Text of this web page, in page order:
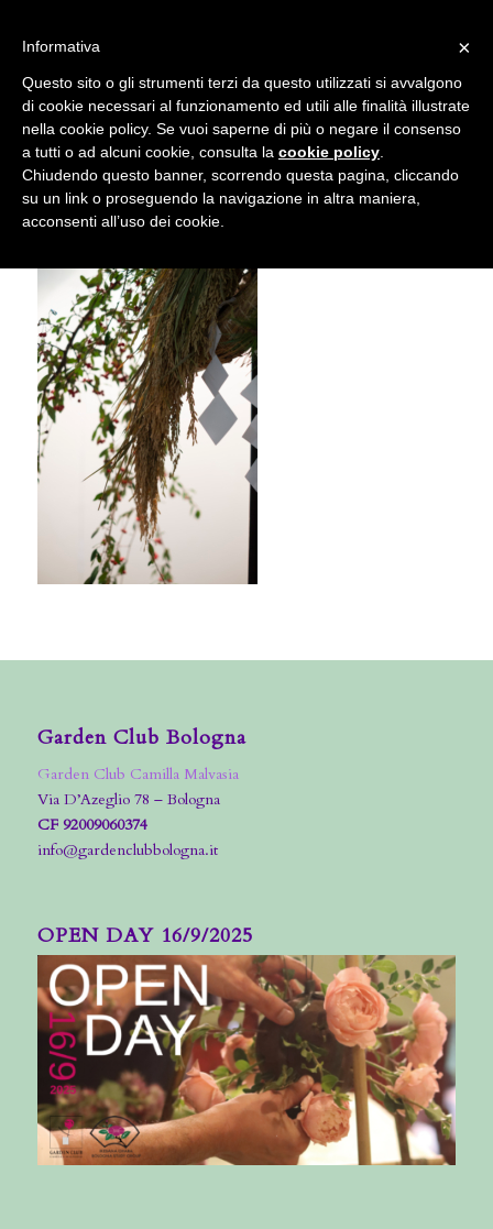
Mostra Feste d’inverno 2018
Garden Club Bologna
Garden Club Camilla Malvasia
Via D’Azeglio 78 – Bologna
CF 92009060374
info@gardenclubbologna.it
OPEN DAY 16/9/2025
accetta l'uso dei cookies previsto nella pagina dedicata.
Fai clic per abilitare/disabilitare il tracciamento di
Google Analytics.
OK Privacy e cookie policy
×
Informativa
Questo sito o gli strumenti terzi da questo utilizzati si avvalgono
di cookie necessari al funzionamento ed utili alle finalità illustrate
nella cookie policy. Se vuoi saperne di più o negare il consenso
a tutti o ad alcuni cookie, consulta la cookie policy
Chiudendo questo banner, scorrendo questa pagina, cliccando
su un link o proseguendo la navigazione in altra maniera,
acconsenti all’uso dei cookie.